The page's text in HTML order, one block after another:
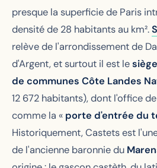
presque la superficie de Paris
densité de 28 habitants au km².
relève de l'arrondissement de
d'Argent, et surtout il est le
de communes Côte Landes
12 672 habitants), dont l'office
comme la « porte d'entrée du
Historiquement, Castets est
de l'ancienne baronnie du